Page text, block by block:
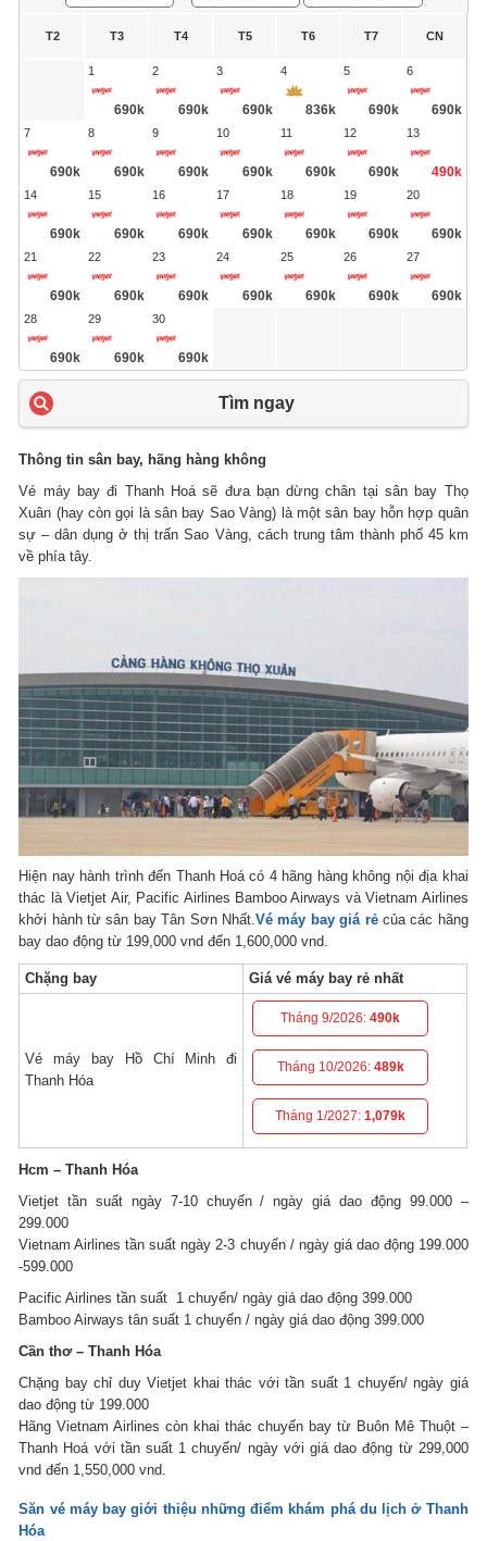
T2 T3 T4 T5 T6 T7 CN
1
690k
2
690k
3
690k
4
836k
5
690k
6
690k
7
690k
8
690k
9
690k
10
690k
11
690k
12
690k
13
490k
14
690k
15
690k
16
690k
17
690k
18
690k
19
690k
20
690k
21
690k
22
690k
23
690k
24
690k
25
690k
26
690k
27
690k
28
690k
29
690k
30
690k
Tìm ngay
Thông tin sân bay, hãng hàng không
Vé máy bay đi Thanh Hoá sẽ đưa bạn dừng chân tại sân bay Thọ
Xuân (hay còn gọi là sân bay Sao Vàng) là một sân bay hỗn hợp quân
sự – dân dụng ở thị trấn Sao Vàng, cách trung tâm thành phố 45 km
về phía tây.
Hiện nay hành trình đến Thanh Hoá có 4 hãng hàng không nội địa khai
thác là Vietjet Air, Pacific Airlines Bamboo Airways và Vietnam Airlines
khởi hành từ sân bay Tân Sơn Nhất. Vé máy bay giá rẻ của các hãng
bay dao động từ 199,000 vnd đến 1,600,000 vnd.
Chặng bay Giá vé máy bay rẻ nhất
Vé máy bay Hồ Chí Minh đi
Thanh Hóa
Tháng 9/2026:490k
Tháng 10/2026: 489k
Tháng 1/2027:1,079k
Hcm – Thanh Hóa
Vietjet tần suất ngày 7-10 chuyến / ngày giá dao động 99.000 –
299.000
Vietnam Airlines tần suất ngày 2-3 chuyến / ngày giá dao động 199.000
-599.000
Pacific Airlines tần suất 1 chuyến/ ngày giá dao động 399.000
Bamboo Airways tân suất 1 chuyến / ngày giá dao động 399.000
Cần thơ – Thanh Hóa
Chặng bay chỉ duy Vietjet khai thác với tần suất 1 chuyến/ ngày giá
dao động từ 199.000
Hãng Vietnam Airlines còn khai thác chuyến bay từ Buôn Mê Thuột –
Thanh Hoá với tần suất 1 chuyến/ ngày với giá dao động từ 299,000
vnd đến 1,550,000 vnd.
Săn vé máy bay giới thiệu những điểm khám phá du lịch ở Thanh
Hóa